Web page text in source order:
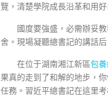
覽，清楚學院成長沿革和用
國度要強盛，必需辦妥
舍。現場凝聽總書記的講話
在位于湖南湘江新區包
果真的走到了和解的地步，
任務。習近平總書記在這里